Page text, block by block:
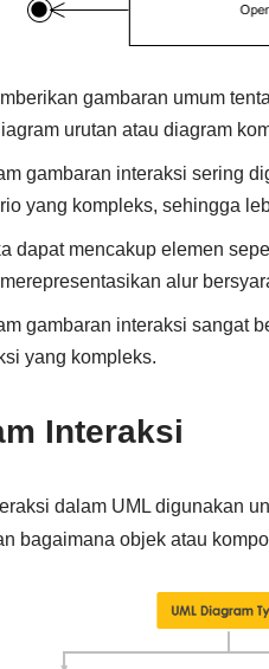
gambaran umum
urutan atau diagram
gambaran interaksi sering
yang kompleks, sehingga
dapat mencakup elemen
alur
gambaran interaksi sangat
yang kompleks.
Interaksi
dalam UML digunakan
bagaimana objek atau